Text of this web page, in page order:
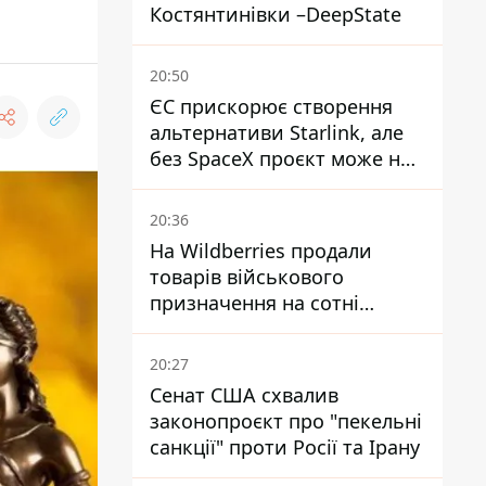
Костянтинівки –DeepState
20:50
ЄС прискорює створення
альтернативи Starlink, але
без SpaceX проєкт може не
обійтися
20:36
На Wildberries продали
товарів військового
призначення на сотні
мільйонів, але удари ЗСУ
змінили ситуацію
20:27
Сенат США схвалив
законопроєкт про "пекельні
санкції" проти Росії та Ірану